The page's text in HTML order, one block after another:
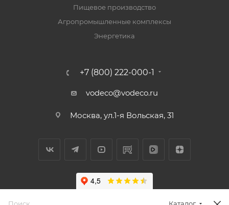
Пищевое производство
Агропромышленные комплексы
Энергетика
+7 (800) 222-000-1
vodeco@vodeco.ru
Москва, ул.1-я Вольская, 31